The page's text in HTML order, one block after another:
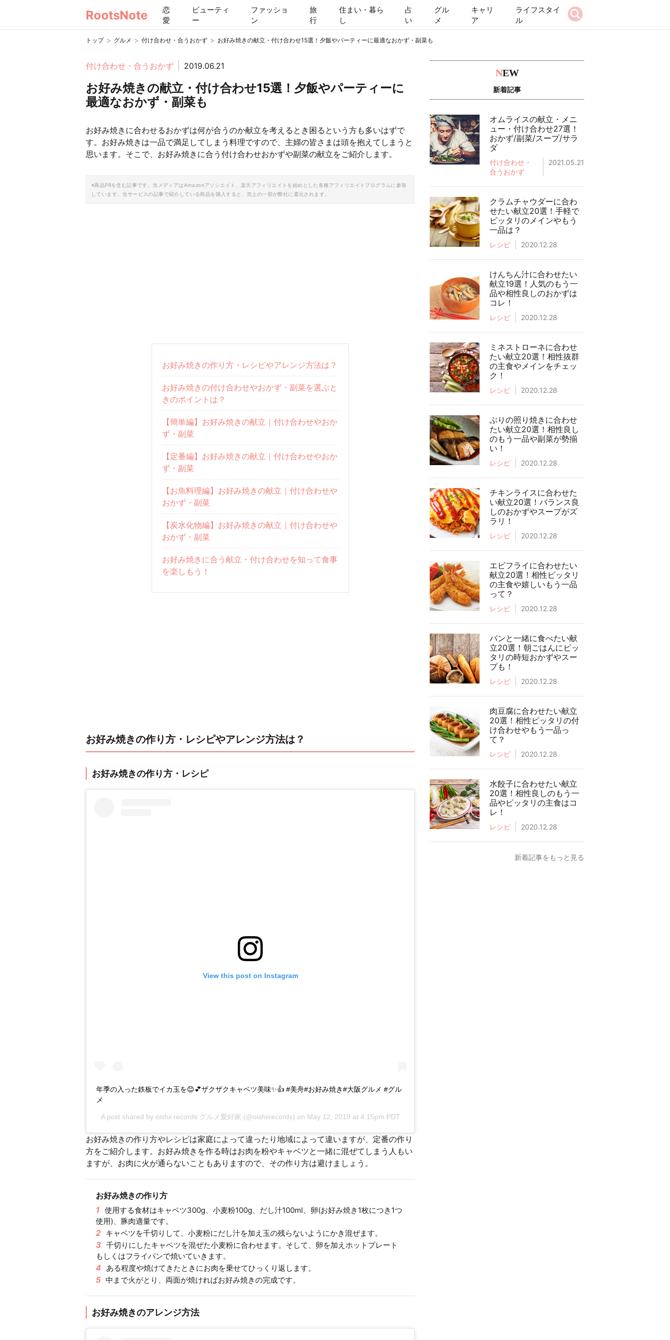
RootsNote
恋
愛
ビューティ
ー
ファッショ
ン
旅
行
住まい・暮ら
し
占
い
グル
メ
キャリ
ア
ライフスタイ
ル
トップ > グルメ > 付け合わせ・合うおかず > お好み焼きの献立・付け合わせ15選！夕飯やパーティーに最適なおかず・副菜も
付け合わせ・合うおかず 2019.06.21
お好み焼きの献立・付け合わせ15選！夕飯やパーティーに
最適なおかず・副菜も
お好み焼きに合わせるおかずは何が合うのか献立を考えるとき困るという方も多いはずで
す。お好み焼きは一品で満足してしまう料理ですので、主婦の皆さまは頭を抱えてしまうと
思います。そこで、お好み焼きに合う付け合わせおかずや副菜の献立をご紹介します。
※商品PRを含む記事です。当メディアはAmazonアソシエイト、楽天アフィリエイトを始めとした各種アフィリエイトプログラムに参加
しています。当サービスの記事で紹介している商品を購入すると、売上の一部が弊社に還元されます。
お好み焼きの作り方・レシピやアレンジ方法は？
お好み焼きの付け合わせやおかず・副菜を選ぶと
きのポイントは？
【簡単編】お好み焼きの献立｜付け合わせやおか
ず・副菜
【定番編】お好み焼きの献立｜付け合わせやおか
ず・副菜
【お魚料理編】お好み焼きの献立｜付け合わせや
おかず・副菜
【炭水化物編】お好み焼きの献立｜付け合わせや
おかず・副菜
お好み焼きに合う献立・付け合わせを知って食事
を楽しもう！
お好み焼きの作り方・レシピやアレンジ方法は？
お好み焼きの作り方・レシピ
View this post on Instagram
年季の入った鉄板でイカ玉を😊💕ザクザクキャベツ美味✨👍 #美舟#お好み焼き#大阪グルメ #グル
メ
A post shared by oishii records グルメ愛好家 (@oishiirecords) on May 12, 2019 at 4:15pm PDT
お好み焼きの作り方やレシピは家庭によって違ったり地域によって違いますが、定番の作り
方をご紹介します。お好み焼きを作る時はお肉を粉やキャベツと一緒に混ぜてしまう人もい
ますが、お肉に火が通らないこともありますので、その作り方は避けましょう。
お好み焼きの作り方
1 使用する食材はキャベツ300g、小麦粉100g、だし汁100ml、卵(お好み焼き1枚につき1つ
使用)、豚肉適量です。
2 キャベツを千切りして、小麦粉にだし汁を加え玉の残らないようにかき混ぜます。
3 千切りにしたキャベツを混ぜた小麦粉に合わせます。そして、卵を加えホットプレート
もしくはフライパンで焼いていきます。
4 ある程度や焼けてきたときにお肉を乗せてひっくり返します。
5 中まで火がとり、両面が焼ければお好み焼きの完成です。
お好み焼きのアレンジ方法
NEW
新着記事
オムライスの献立・メニ
ュー・付け合わせ27選！
おかず/副菜/スープ/サラ
ダ
付け合わせ・
合うおかず
2021.05.21
クラムチャウダーに合わ
せたい献立20選！手軽で
ピッタリのメインやもう
一品は？
レシピ 2020.12.28
けんちん汁に合わせたい
献立19選！人気のもう一
品や相性良しのおかずは
コレ！
レシピ 2020.12.28
ミネストローネに合わせ
たい献立20選！相性抜群
の主食やメインをチェッ
ク！
レシピ 2020.12.28
ぶりの照り焼きに合わせ
たい献立20選！相性良し
のもう一品や副菜が勢揃
い！
レシピ 2020.12.28
チキンライスに合わせた
い献立20選！バランス良
しのおかずやスープがズ
ラリ！
レシピ 2020.12.28
エビフライに合わせたい
献立20選！相性ピッタリ
の主食や嬉しいもう一品
って？
レシピ 2020.12.28
パンと一緒に食べたい献
立20選！朝ごはんにピッ
タリの時短おかずやスー
プも！
レシピ 2020.12.28
肉豆腐に合わせたい献立
20選！相性ピッタリの付
け合わせやもう一品っ
て？
レシピ 2020.12.28
水餃子に合わせたい献立
20選！相性良しのもう一
品やピッタリの主食はコ
レ！
レシピ 2020.12.28
新着記事をもっと見る